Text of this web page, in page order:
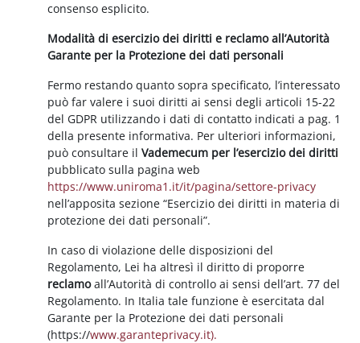
consenso esplicito.
Modalità di esercizio dei diritti e reclamo all’Autorità
Garante per la Protezione dei dati personali
Fermo restando quanto sopra specificato, l’interessato
può far valere i suoi diritti ai sensi degli articoli 15-22
del GDPR utilizzando i dati di contatto indicati a pag. 1
della presente informativa. Per ulteriori informazioni,
può consultare ilVademecum per l’esercizio dei diritti
pubblicato sulla pagina web
https://www.uniroma1.it/it/pagina/settore-privacy
nell’apposita sezione “Esercizio dei diritti in materia di
protezione dei dati personali”.
In caso di violazione delle disposizioni del
Regolamento, Lei ha altresì il diritto di proporre
reclamoall’Autorità di controllo ai sensi dell’art. 77 del
Regolamento. In Italia tale funzione è esercitata dal
Garante per la Protezione dei dati personali
(https://www.garanteprivacy.it).